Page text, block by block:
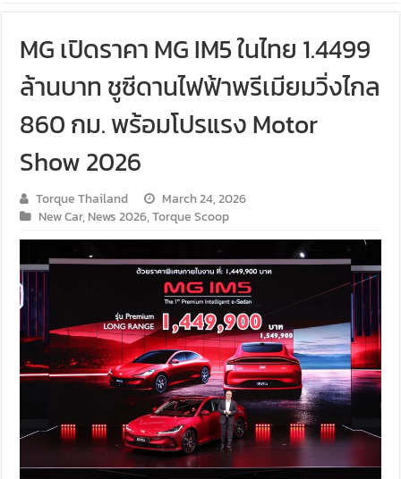
MG เปิดราคา MG IM5 ในไทย 1.4499
ล้านบาท ชูซีดานไฟฟ้าพรีเมียมวิ่งไกล
860 กม. พร้อมโปรแรง Motor
Show 2026
Torque Thailand
March 24, 2026
New Car, News 2026,Torque Scoop